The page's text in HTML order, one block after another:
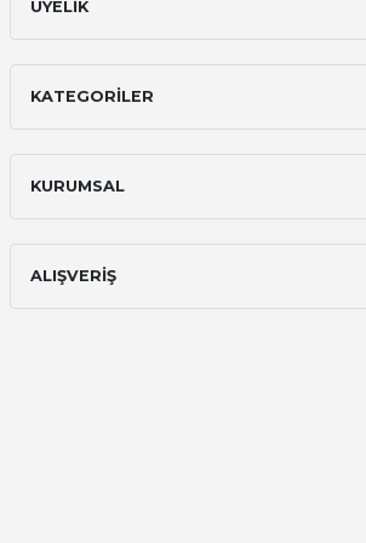
ÜYELİK
KATEGORİLER
KURUMSAL
ALIŞVERİŞ